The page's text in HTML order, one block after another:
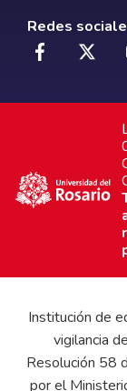
Redes
Institución de
vigilancia
Resolución 58
por el